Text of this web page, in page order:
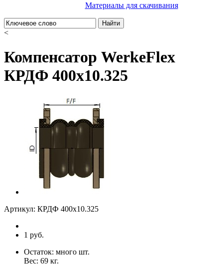
Материалы для скачивания
Найти
<
Компенсатор WerkeFlex
КРДФ 400х10.325
Артикул: КРДФ 400х10.325
1 руб.
Остаток: много шт.
Вес: 69 кг.